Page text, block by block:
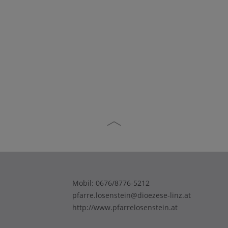
Mobil: 0676/8776-5212
pfarre.losenstein@dioezese-linz.at
http://www.pfarrelosenstein.at